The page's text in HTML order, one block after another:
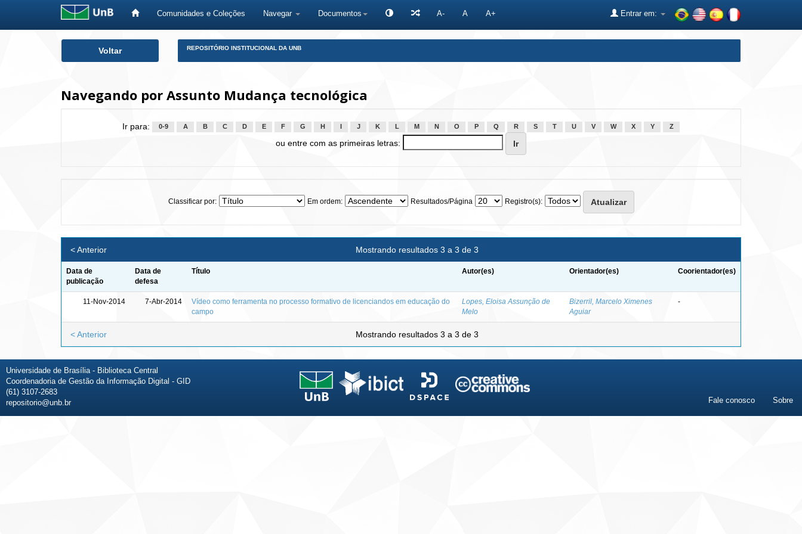
Comunidades e Coleções Navegar Documentos A- A A+ Entrar em:
Voltar REPOSITÓRIO INSTITUCIONAL DA UNB
Navegando por Assunto Mudança tecnológica
Ir para: 0-9 A B C D E F G H J K L M N O P Q R S T U V W X Y Z
ou entre com as primeiras letras:
Classificar por: Em ordem: Resultados/Página Registro(s):
Mostrando resultados 3 a 3 de 3
< Anterior
Data de
publicação
Data de
defesa
Título Autor(es) Orientador(es) Coorientador(es)
11-Nov-2014 7-Abr-2014
Vídeo como ferramenta no processo formativo de licenciandos em educação do
campo
Lopes, Eloisa Assunção de
Melo
Bizerril, Marcelo Ximenes
Aguiar
-
Mostrando resultados 3 a 3 de 3
< Anterior
Universidade de Brasília - Biblioteca Central
Coordenadoria de Gestão da Informação Digital - GID
(61) 3107-2683
repositorio@unb.br
Fale conosco Sobre